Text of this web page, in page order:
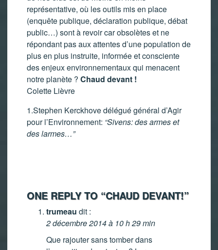
représentative, où les outils mis en place
(enquête publique, déclaration publique, débat
public…) sont à revoir car obsolètes et ne
répondant pas aux attentes d’une population de
plus en plus instruite, informée et consciente
des enjeux environnementaux qui menacent
notre planète ? Chaud devant !
Colette Lièvre
1.Stephen Kerckhove délégué général d’Agir
pour l’Environnement: “Sivens: des armes et
des larmes…”
ONE REPLY TO “CHAUD DEVANT!”
trumeau dit :
2 décembre 2014 à 10 h 29 min
Que rajouter sans tomber dans